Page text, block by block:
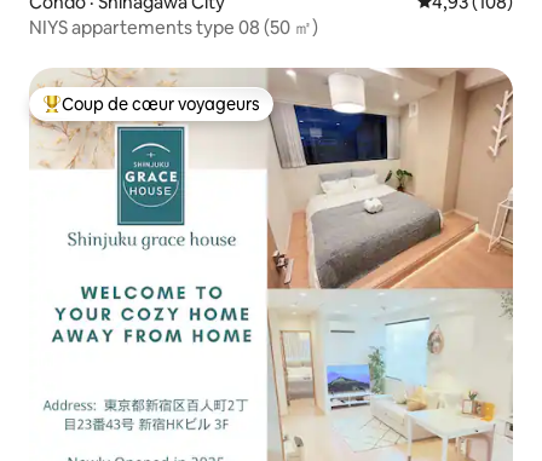
NIYS appartements type 08 (50 ㎡)
Coup de cœur voyageurs parmi les plus aimés
Coup de cœur voyageurs